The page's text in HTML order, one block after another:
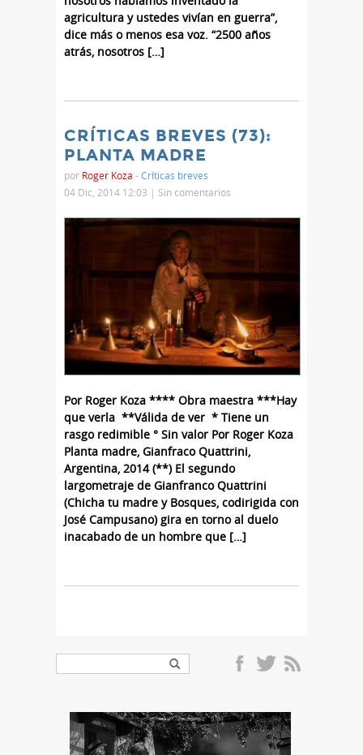
agricultura y ustedes vivían en guerra”,
dice más o menos esa voz. “2500 años
atrás, nosotros […]
CRÍTICAS BREVES (73):
PLANTA MADRE
por Roger Koza -Críticas breves
04 Dic, 2014 12:03 | Sin comentarios
Por Roger Koza **** Obra maestra ***Hay
que verla **Válida de ver * Tiene un
rasgo redimible ° Sin valor Por Roger Koza
Planta madre, Gianfraco Quattrini,
Argentina, 2014 (**) El segundo
largometraje de Gianfranco Quattrini
(Chicha tu madre y Bosques, codirigida con
José Campusano) gira en torno al duelo
inacabado de un hombre que […]